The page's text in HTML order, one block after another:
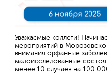
Уважаемые коллеги!
мероприятий в
внимания орфанные
малоисследованные
менее 10 случаев на 100